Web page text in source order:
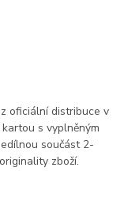
oficiální distribuce v
s vyplněným
součást 2-
zboží.